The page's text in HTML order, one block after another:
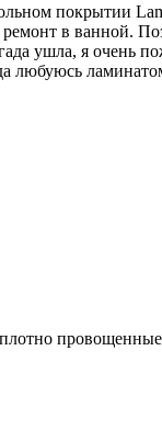
покрытии
в ванной.
ушла, я очень
любуюсь